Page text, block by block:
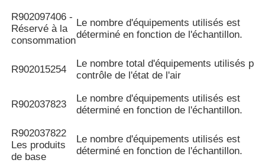
R902097406 -
Réservé à la
consommation
Le nombre d'équipements utilisés est
déterminé en fonction de l'échantillon.
R902015254
Le nombre total d'équipements utilisés
contrôle de l'état de l'air
R902037823
Le nombre d'équipements utilisés est
déterminé en fonction de l'échantillon.
R902037822
Les produits
de base
Le nombre d'équipements utilisés est
déterminé en fonction de l'échantillon.